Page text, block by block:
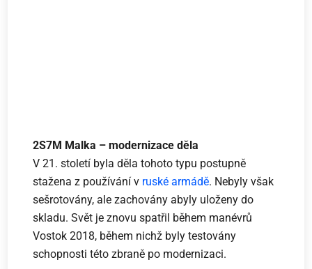
2S7M Malka – modernizace děla
V 21. století byla děla tohoto typu postupně
stažena z používání v ruské armádě. Nebyly však
sešrotovány, ale zachovány abyly uloženy do
skladu. Svět je znovu spatřil během manévrů
Vostok 2018, během nichž byly testovány
schopnosti této zbraně po modernizaci.